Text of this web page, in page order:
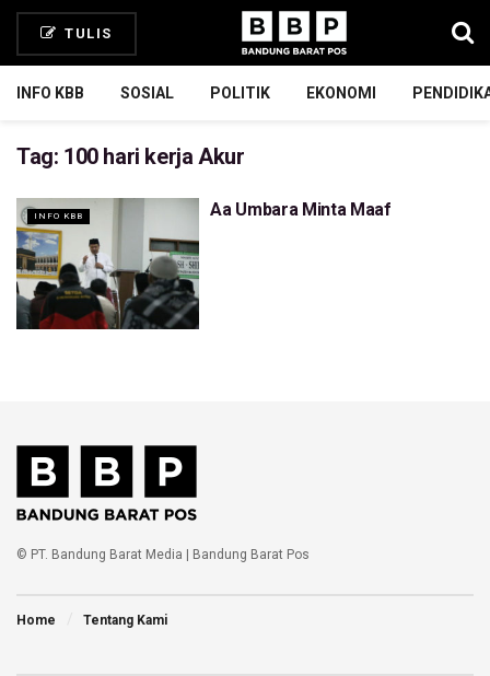
TULIS
INFO KBB SOSIAL POLITIK EKONOMI
Tag: 100 hari kerja Akur
INFO KBB Aa Umbara Minta Maaf
© PT. Bandung Barat Media | Bandung Barat Pos
Home Tentang Kami